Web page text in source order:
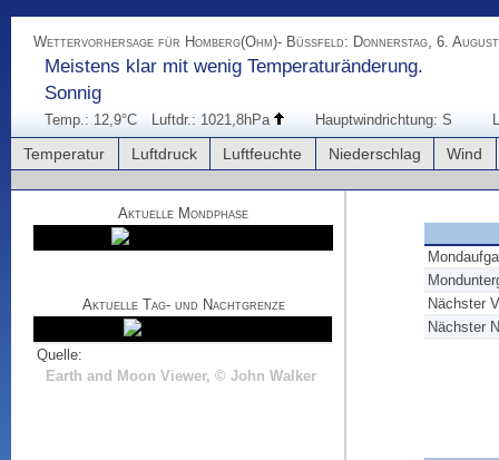
Wettervorhersage für Homberg(Ohm)- Büßfeld: Donnerstag, 6.
Meistens klar mit wenig Temperaturänderung.
Sonnig
Temp.: 12,9°C Luftdr.: 1021,8hPa Hauptwindrichtung: S
Temperatur Luftdruck Luftfeuchte Niederschlag Wind
Aktuelle Mondphase
Aktuelle Tag- und Nachtgrenze
Quelle:
Earth and Moon Viewer, © John Walker
Nächster
Nächster